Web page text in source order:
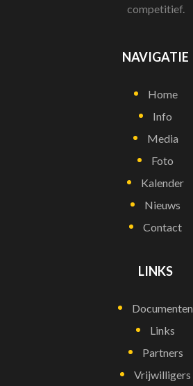
competitief.
NAVIGATIE
Home
Info
Media
Foto
Kalender
Nieuws
Contact
LINKS
Documenten
Links
Partners
Vrijwilligers